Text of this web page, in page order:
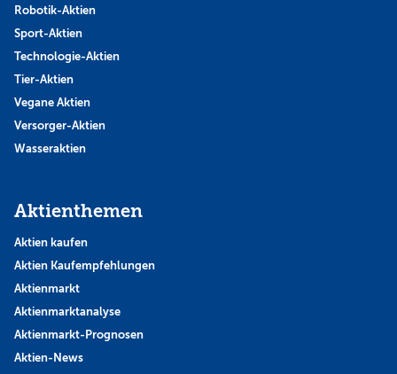
Robotik-Aktien
Sport-Aktien
Technologie-Aktien
Tier-Aktien
Vegane Aktien
Versorger-Aktien
Wasseraktien
Aktienthemen
Aktien kaufen
Aktien Kaufempfehlungen
Aktienmarkt
Aktienmarktanalyse
Aktienmarkt-Prognosen
Aktien-News